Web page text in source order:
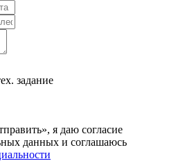
задание
я даю согласие
данных и соглашаюсь